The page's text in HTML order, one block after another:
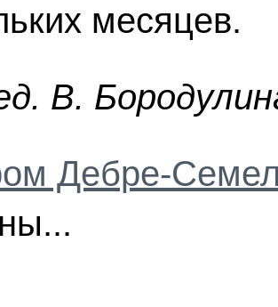
месяцев.
B.
Дебре-